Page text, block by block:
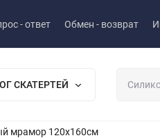
- ответ Обмен - возврат
СКАТЕРТЕЙ
мрамор 120x160см